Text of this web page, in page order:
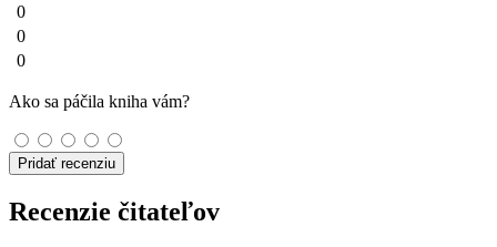
0
0
0
Ako sa páčila kniha vám?
Pridať recenziu
Recenzie čitateľov